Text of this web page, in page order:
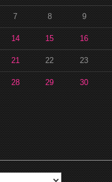
7 8 9
14 15 16
21 22 23
28 29 30